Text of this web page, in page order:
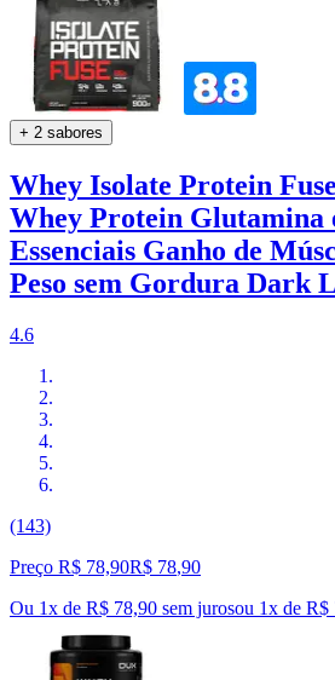
+ 2 sabores
Whey Isolate Protein
Whey Protein Glutamina
Essenciais Ganho de
Peso sem Gordura Dark
4.6
(143)
Preço R$ 78,90R$ 78,90
Ou 1x de R$ 78,90 sem jurosou 1x de R$